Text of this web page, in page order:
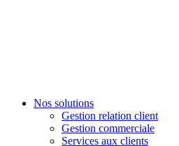
Nos solutions
Gestion relation client
Gestion commerciale
Services aux clients